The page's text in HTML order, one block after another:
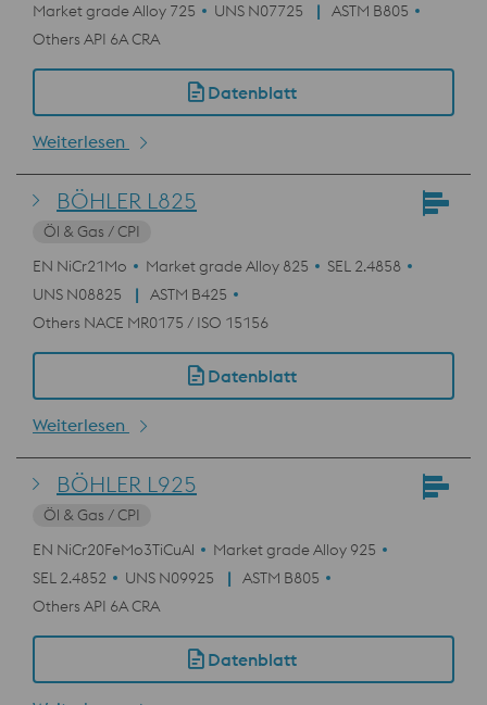
Market grade Alloy 725
UNS N07725
ASTM B805
Others API 6A CRA
Datenblatt
Weiterlesen
BÖHLER L825
Öl & Gas / CPI
EN NiCr21Mo
Market grade Alloy 825
SEL 2.4858
UNS N08825
ASTM B425
Others NACE MR0175 / ISO 15156
Datenblatt
Weiterlesen
BÖHLER L925
Öl & Gas / CPI
EN NiCr20FeMo3TiCuAl
Market grade Alloy 925
SEL 2.4852
UNS N09925
ASTM B805
Others API 6A CRA
Datenblatt